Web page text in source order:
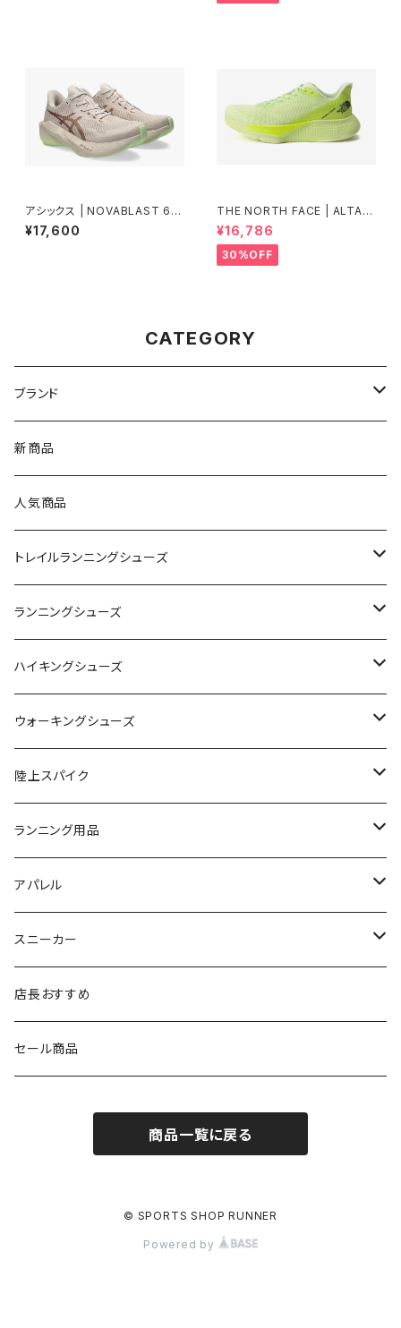
アシックス | NOVABLAST 6 |
ROSEDUST/ILLUMINATEYE
LLOW | Men
¥17,600
THE NORTH FACE | ALTAM
ESA500RD | アストロライム\フ
ィズライム | Unisex
¥16,786
30%OFF
CATEGORY
ブランド
asics（アシックス）
On（オン）
YONEX（ヨネックス）
adidas（アディダス）
SAYSKY（セイスカイ）
NISHI（ニシ）
FOOTMAX（フットマックス）
SIDAS（シダス）
MIZUNO（ミズノ）
THE NORTH FACE
SPRINTS
VIKING（ヴィーキング）
HYBEX（ハイベックス）
新商品
人気商品
トレイルランニングシューズ
On
VIKING
asics
adidas
THE NORTH FACE
ランニングシューズ
On
adidas
asics
YONEX
MIZUNO
new balance
PUMA
HYBEX
ハイキングシューズ
On
VIKING
ウォーキングシューズ
YONEX
On
VIKING
陸上スパイク
asics
adidas
MIZUNO
ランニング用品
インソール
シダス
ソックス
FOOTMAX
NISHI
ポーチ
SAYSKY
キャップ
アパレル
SAYSKY
THE NORTH FACE
スニーカー
THE NORTH FACE
店長おすすめ
セール商品
商品一覧に戻る
© SPORTS SHOP RUNNER
Powered by